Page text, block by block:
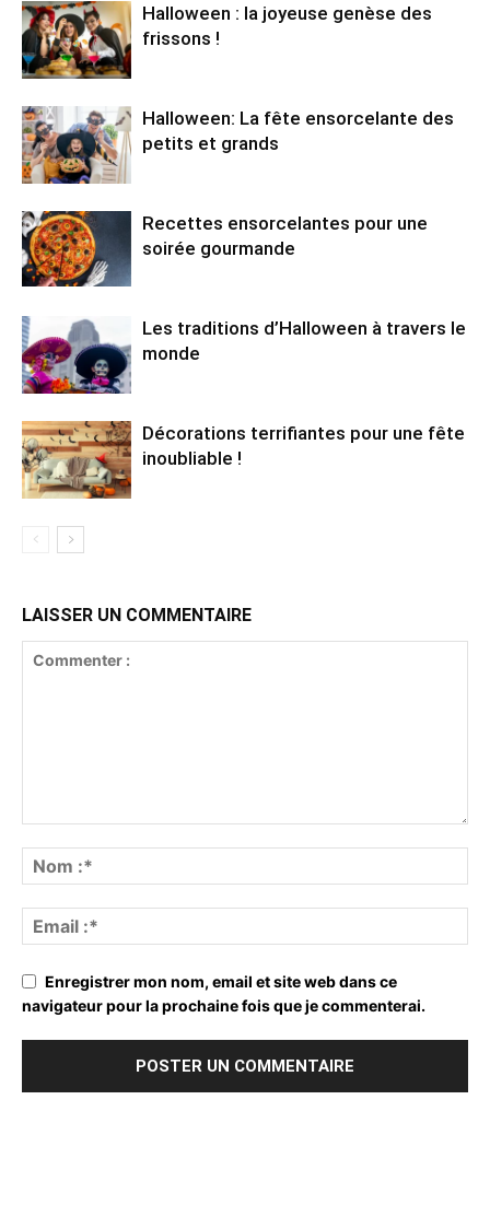
Halloween : la joyeuse genèse des
frissons !
Halloween: La fête ensorcelante des
petits et grands
Recettes ensorcelantes pour une
soirée gourmande
Les traditions d’Halloween à travers le
monde
Décorations terrifiantes pour une fête
inoubliable !
LAISSER UN COMMENTAIRE
Enregistrer mon nom, email et site web dans ce
navigateur pour la prochaine fois que je commenterai.